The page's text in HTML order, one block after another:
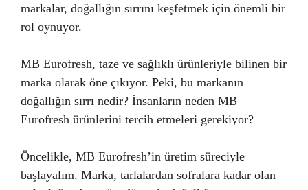
markalar, doğallığın sırrını keşfetmek için önemli bir
rol oynuyor.
MB Eurofresh, taze ve sağlıklı ürünleriyle bilinen bir
marka olarak öne çıkıyor. Peki, bu markanın
doğallığın sırrı nedir? İnsanların neden MB
Eurofresh ürünlerini tercih etmeleri gerekiyor?
Öncelikle, MB Eurofresh’in üretim süreciyle
başlayalım. Marka, tarlalardan sofralara kadar olan